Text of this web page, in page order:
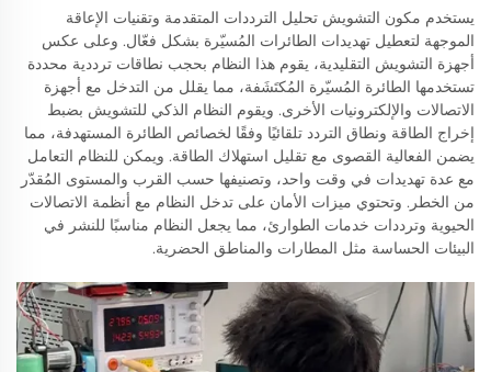
يستخدم مكون التشويش تحليل الترددات المتقدمة وتقنيات الإعاقة
الموجهة لتعطيل تهديدات الطائرات المُسيّرة بشكل فعّال. وعلى عكس
أجهزة التشويش التقليدية، يقوم هذا النظام بحجب نطاقات ترددية محددة
تستخدمها الطائرة المُسيّرة المُكتَشَفة، مما يقلل من التدخل مع أجهزة
الاتصالات والإلكترونيات الأخرى. ويقوم النظام الذكي للتشويش بضبط
إخراج الطاقة ونطاق التردد تلقائيًا وفقًا لخصائص الطائرة المستهدفة، مما
يضمن الفعالية القصوى مع تقليل استهلاك الطاقة. ويمكن للنظام التعامل
مع عدة تهديدات في وقت واحد، وتصنيفها حسب القرب والمستوى المُقدّر
من الخطر. وتحتوي ميزات الأمان على تدخل النظام مع أنظمة الاتصالات
الحيوية وترددات خدمات الطوارئ، مما يجعل النظام مناسبًا للنشر في
البيئات الحساسة مثل المطارات والمناطق الحضرية.